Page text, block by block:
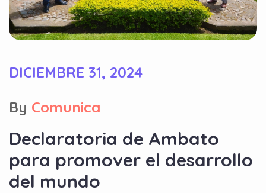
DICIEMBRE 31, 2024
By Comunica
Declaratoria de Ambato
para promover el desarrollo
del mundo